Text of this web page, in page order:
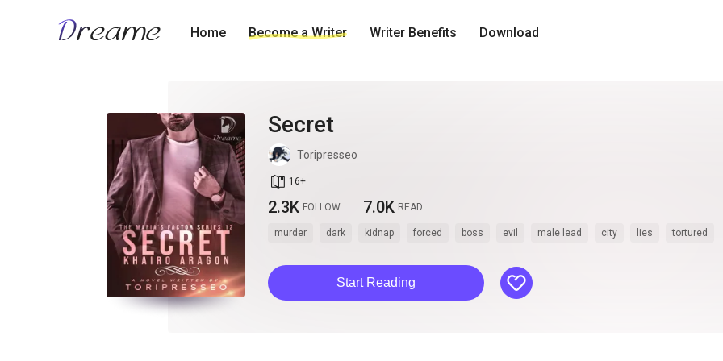
Home Become a Writer Writer Benefits Download
Secret
Toripresseo
book_age 16+
2.3K FOLLOW 7.0K READ
murder dark kidnap forced boss evil male lead city lies tortured
Start Reading like